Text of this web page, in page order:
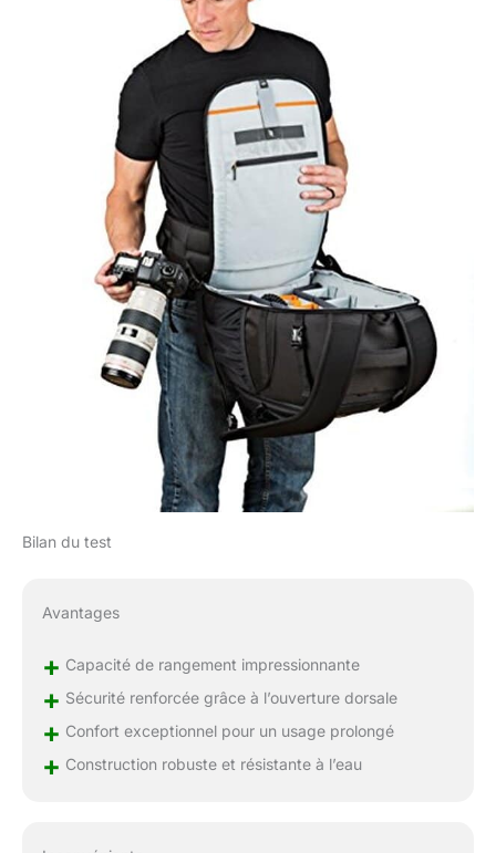
Bilan du test
Avantages
+ Capacité de rangement impressionnante
+ Sécurité renforcée grâce à l’ouverture dorsale
+ Confort exceptionnel pour un usage prolongé
+ Construction robuste et résistante à l’eau